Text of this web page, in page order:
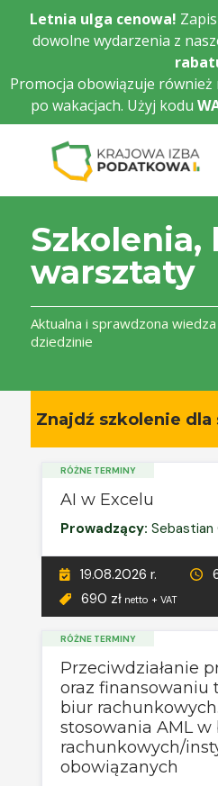
Przejdź
treści
Letnia ulga cenowa!
dowolne wydarzenia z
Promocja obowiązuje
po wakacjach. Użyj kodu
Szkolenia,
warsztaty
Aktualna i sprawdzona
dziedzinie
Znajdź szkolenie dla
RÓŻNE TERMINY
AI w Excelu
Prowadzący: Sebastian
19.08.2026 r.
690 zł netto + VAT
RÓŻNE TERMINY
Przeciwdziałanie
oraz finansowaniu
biur
stosowania AML w
rachunkowych/
obowiązanych